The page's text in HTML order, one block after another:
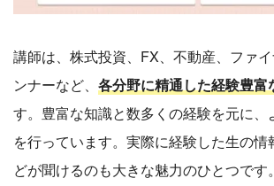
講師は、株式投資、FX、不動産、ファ
ンナーなど、 各分野に精通した経験豊富
す。豊富な知識と数多くの経験を元に、
を行っています。実際に経験した生の情
どが聞けるのも大きな魅力のひとつです。